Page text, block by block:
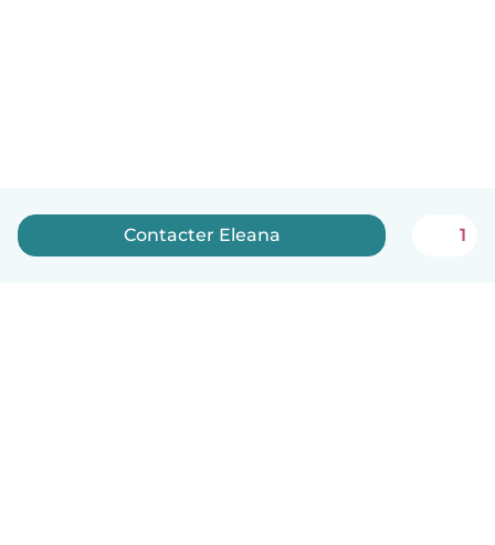
Contacter Eleana 1